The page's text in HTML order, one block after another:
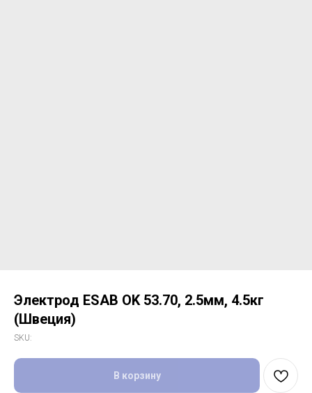
Электрод ESAB OK 53.70, 2.5мм, 4.5кг
(Швеция)
SKU:
В корзину